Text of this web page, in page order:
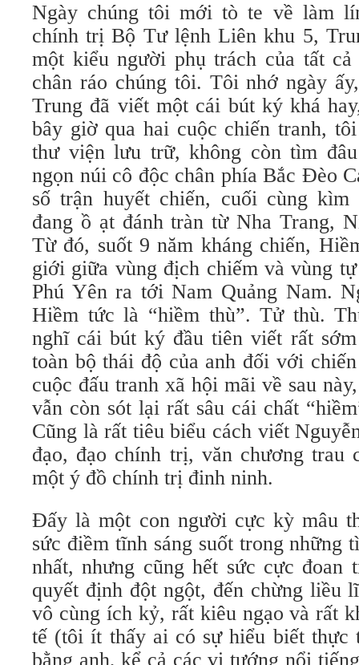
Ngày chúng tôi mới tò te về làm
chính trị Bộ Tư lệnh Liên khu 5,
một kiểu người phụ trách của tất
chân ráo chúng tôi. Tôi nhớ ngày
Trung đã viết một cái bút ký khá
bây giờ qua hai cuộc chiến tranh,
thư viện lưu trữ, không còn tìm
ngọn núi cô độc chân phía Bắc Đèo
số trận huyết chiến, cuối cùng kìm
đang ồ ạt đánh tràn từ Nha Trang,
Từ đó, suốt 9 năm kháng chiến,
giới giữa vùng địch chiếm và vùng
Phú Yên ra tới Nam Quảng Nam.
Hiềm tức là “hiềm thù”. Tử thù.
nghĩ cái bút ký đầu tiên viết rất
toàn bộ thái độ của anh đối với
cuộc đấu tranh xã hội mãi về sau
vẫn còn sót lại rất sâu cái chất
Cũng là rất tiêu biểu cách viết
đạo, đạo chính trị, văn chương trau
một ý đồ chính trị đinh ninh.
Đấy là một con người cực kỳ mâu
sức điềm tĩnh sáng suốt trong những
nhất, nhưng cũng hết sức cực đoan
quyết định đột ngột, đến chừng liều
vô cùng ích kỷ, rất kiêu ngạo và rất
tế (tôi ít thấy ai có sự hiểu biết thực
bằng anh, kể cả các vị tướng nổi